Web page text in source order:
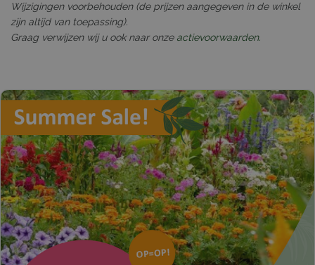
Wijzigingen voorbehouden (de prijzen aangegeven in de winkel
zijn altijd van toepassing).
Graag verwijzen wij u ook naar onze actievoorwaarden.